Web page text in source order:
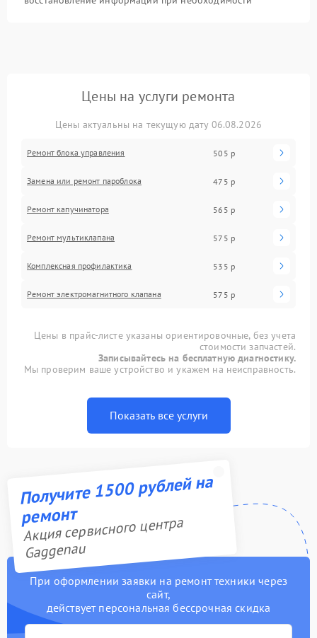
Цены на услуги ремонта
Цены актуальны на текущую дату 06.08.2026
Ремонт блока управления 505 р
Замена или ремонт пароблока 475 р
Ремонт капучинатора 565 р
Ремонт мультиклапана 575 р
Комплексная профилактика 535 р
Ремонт электромагнитного клапана 575 р
Цены в прайс-листе указаны ориентировочные, без учета
стоимости запчастей.
Записывайтесь на бесплатную диагностику.
Мы проверим ваше устройство и укажем на неисправность.
Показать все услуги
Получите 1500 рублей на
ремонт
Акция сервисного центра
Gaggenau
При оформлении заявки на ремонт техники через
сайт,
действует персональная бессрочная скидка